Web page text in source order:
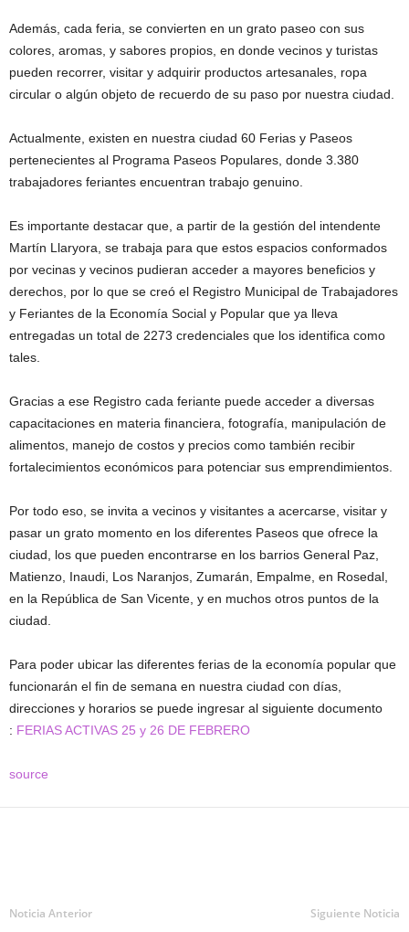
Además, cada feria, se convierten en un grato paseo con sus
colores, aromas, y sabores propios, en donde vecinos y turistas
pueden recorrer, visitar y adquirir productos artesanales, ropa
circular o algún objeto de recuerdo de su paso por nuestra ciudad.
Actualmente, existen en nuestra ciudad 60 Ferias y Paseos
pertenecientes al Programa Paseos Populares, donde 3.380
trabajadores feriantes encuentran trabajo genuino.
Es importante destacar que, a partir de la gestión del intendente
Martín Llaryora, se trabaja para que estos espacios conformados
por vecinas y vecinos pudieran acceder a mayores beneficios y
derechos, por lo que se creó el Registro Municipal de Trabajadores
y Feriantes de la Economía Social y Popular que ya lleva
entregadas un total de 2273 credenciales que los identifica como
tales.
Gracias a ese Registro cada feriante puede acceder a diversas
capacitaciones en materia financiera, fotografía, manipulación de
alimentos, manejo de costos y precios como también recibir
fortalecimientos económicos para potenciar sus emprendimientos.
Por todo eso, se invita a vecinos y visitantes a acercarse, visitar y
pasar un grato momento en los diferentes Paseos que ofrece la
ciudad, los que pueden encontrarse en los barrios General Paz,
Matienzo, Inaudi, Los Naranjos, Zumarán, Empalme, en Rosedal,
en la República de San Vicente, y en muchos otros puntos de la
ciudad.
Para poder ubicar las diferentes ferias de la economía popular que
funcionarán el fin de semana en nuestra ciudad con días,
direcciones y horarios se puede ingresar al siguiente documento
: FERIAS ACTIVAS 25 y 26 DE FEBRERO
source
Noticia Anterior Siguiente Noticia